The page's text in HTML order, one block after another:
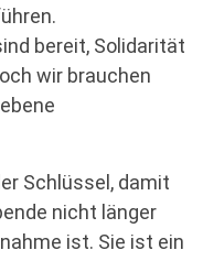
bereit, Solidarität
wir brauchen
Schlüssel, damit
nicht länger
ist. Sie ist ein